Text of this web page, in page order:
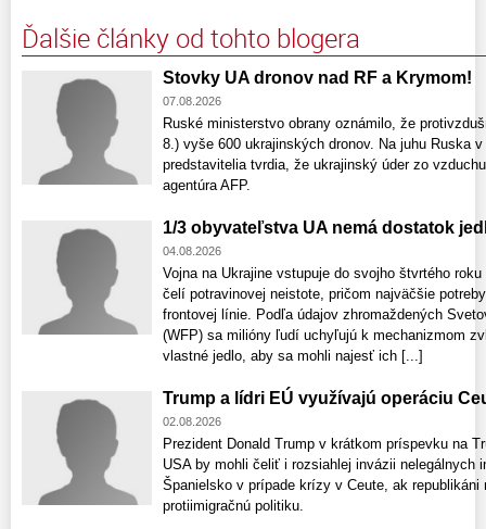
Ďalšie články od tohto blogera
Stovky UA dronov nad RF a Krymom!
07.08.2026
Ruské ministerstvo obrany oznámilo, že
8.) vyše 600 ukrajinských dronov. Na juhu Ruska
predstavitelia tvrdia, že ukrajinský úder zo
agentúra AFP.
1/3 obyvateľstva UA nemá dostatok
04.08.2026
Vojna na Ukrajine vstupuje do svojho štvrtého
čelí potravinovej neistote, pričom najväčšie
frontovej línie. Podľa údajov zhromaždených
(WFP) sa milióny ľudí uchyľujú k mechanizmom
vlastné jedlo, aby sa mohli najesť ich [...]
Trump a lídri EÚ využívajú operáciu
02.08.2026
Prezident Donald Trump v krátkom príspevku na
USA by mohli čeliť i rozsiahlej invázii nelegálnych
Španielsko v prípade krízy v Ceute, ak republikáni
protiimigračnú politiku.